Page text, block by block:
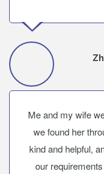
Me and my wife
we found her
kind and helpful,
our